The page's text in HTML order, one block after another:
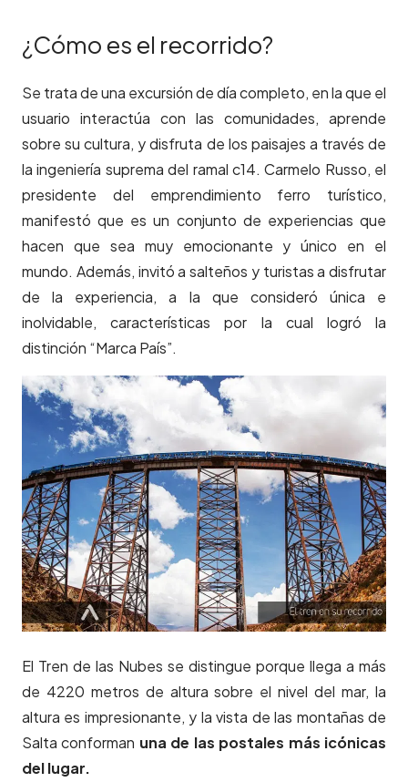
¿Cómo es el recorrido?
Se trata de una excursión de día completo, en la que el
usuario interactúa con las comunidades, aprende
sobre su cultura, y disfruta de los paisajes a través de
la ingeniería suprema del ramal c14. Carmelo Russo, el
presidente del emprendimiento ferro turístico,
manifestó que es un conjunto de experiencias que
hacen que sea muy emocionante y único en el
mundo. Además, invitó a salteños y turistas a disfrutar
de la experiencia, a la que consideró única e
inolvidable, características por la cual logró la
distinción “Marca País”.
El Tren de las Nubes se distingue porque llega a más
de 4220 metros de altura sobre el nivel del mar, la
altura es impresionante, y la vista de las montañas de
Salta conforman una de las postales más icónicas
del lugar.